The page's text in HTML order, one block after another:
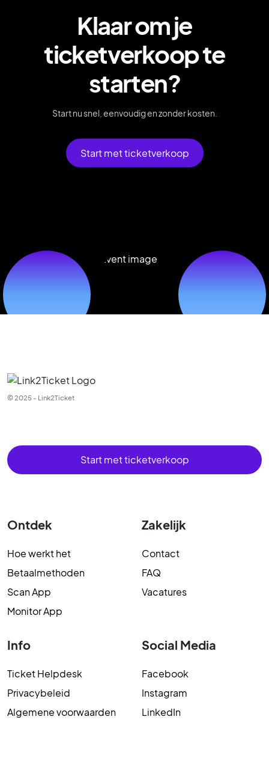
Klaar om je
ticketverkoop te
starten?
Start nu snel, eenvoudig en zonder kosten.
Start met ticketverkoop
© 2025 - Link2Ticket
Start met ticketverkoop
Ontdek
Hoe werkt het
Betaalmethoden
Scan App
Monitor App
Zakelijk
Contact
FAQ
Vacatures
Info
Ticket Helpdesk
Privacybeleid
Algemene voorwaarden
Social Media
Facebook
Instagram
LinkedIn